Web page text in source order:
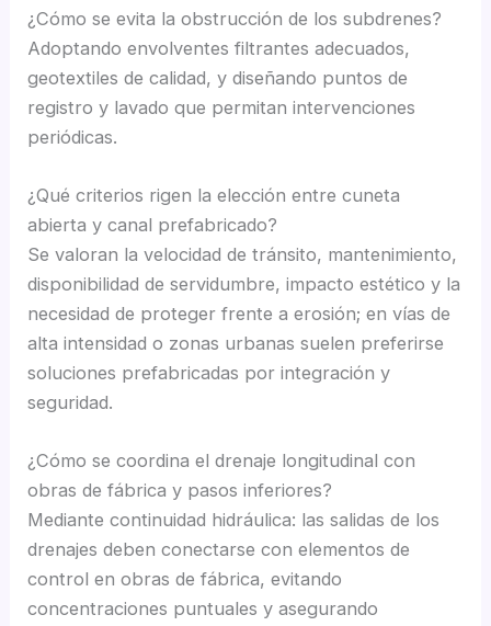
¿Cómo se evita la obstrucción de los subdrenes?
Adoptando envolventes filtrantes adecuados,
geotextiles de calidad, y diseñando puntos de
registro y lavado que permitan intervenciones
periódicas.
¿Qué criterios rigen la elección entre cuneta
abierta y canal prefabricado?
Se valoran la velocidad de tránsito, mantenimiento,
disponibilidad de servidumbre, impacto estético y la
necesidad de proteger frente a erosión; en vías de
alta intensidad o zonas urbanas suelen preferirse
soluciones prefabricadas por integración y
seguridad.
¿Cómo se coordina el drenaje longitudinal con
obras de fábrica y pasos inferiores?
Mediante continuidad hidráulica: las salidas de los
drenajes deben conectarse con elementos de
control en obras de fábrica, evitando
concentraciones puntuales y asegurando